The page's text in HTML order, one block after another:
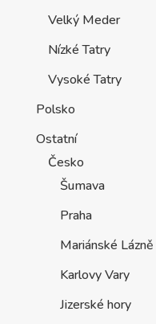
Velký Meder
Nízké Tatry
Vysoké Tatry
Polsko
Ostatní
Česko
Šumava
Praha
Mariánské Lázně
Karlovy Vary
Jizerské hory